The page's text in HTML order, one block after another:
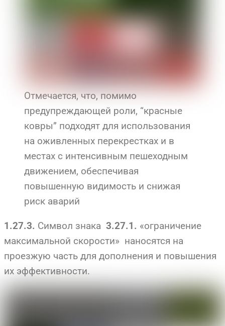
Отмечается, что, помимо
предупреждающей роли, “красные
ковры” подходят для использования
на оживленных перекрестках и в
местах с интенсивным пешеходным
движением, обеспечивая
повышенную видимость и снижая
риск аварий
1.27.3. Символ знака 3.27.1. «ограничение
максимальной скорости» наносятся на
проезжую часть для дополнения и повышения
их эффективности.